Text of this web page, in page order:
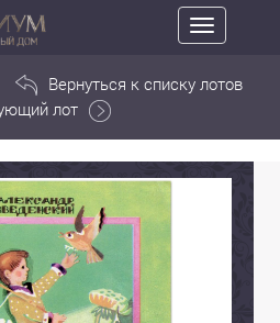
Toggle
navigation
Вернуться к списку лотов
лот